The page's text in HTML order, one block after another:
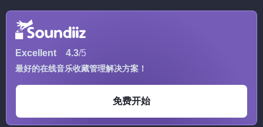
Excellent 4.3/5
最好的在线音乐收藏管理解决方案！
免费开始